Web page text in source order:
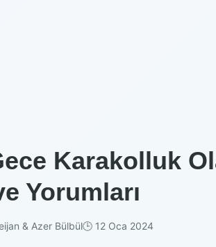
Karakolluk
Yorumları
& Azer Bülbül🕒 12 Oca 2024